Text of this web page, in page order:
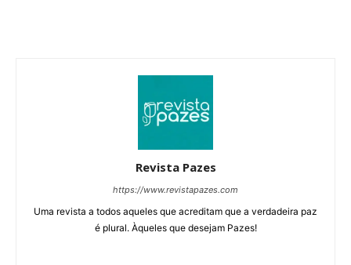
Revista Pazes
https://www.revistapazes.com
Uma revista a todos aqueles que acreditam que a verdadeira paz
é plural. Àqueles que desejam Pazes!